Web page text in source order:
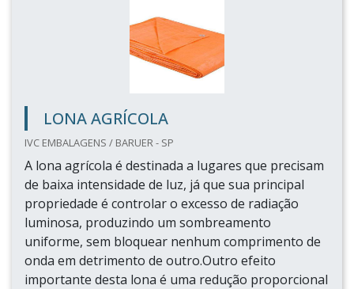
LONA AGRÍCOLA
IVC EMBALAGENS / BARUER - SP
A lona agrícola é destinada a lugares que precisam
de baixa intensidade de luz, já que sua principal
propriedade é controlar o excesso de radiação
luminosa, produzindo um sombreamento
uniforme, sem bloquear nenhum comprimento de
onda em detrimento de outro.Outro efeito
importante desta lona é uma redução proporcional